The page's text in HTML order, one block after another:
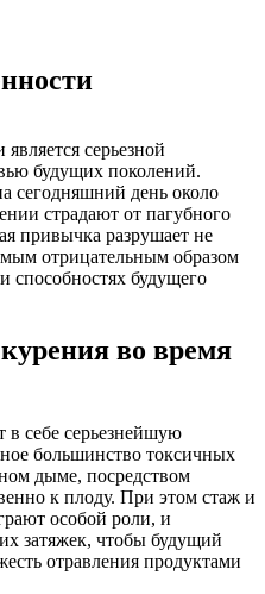
серьезной
будущих поколений.
сегодняшний день около
страдают от пагубного
привычка разрушает не
отрицательным образом
способностях будущего
во время
в себе серьезнейшую
большинство токсичных
дыме, посредством
к плоду. При этом стаж и
особой роли, и
затяжек, чтобы будущий
отравления продуктами